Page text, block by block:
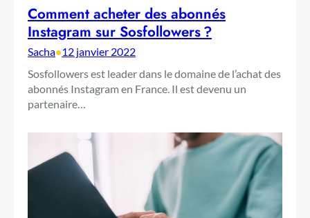
Comment acheter des abonnés
Instagram sur Sosfollowers ?
Sacha•12 janvier 2022
Sosfollowers est leader dans le domaine de l’achat des
abonnés Instagram en France. Il est devenu un
partenaire…